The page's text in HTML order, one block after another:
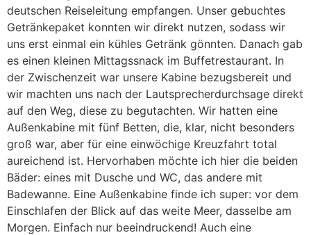
deutschen Reiseleitung empfangen. Unser gebuchtes
Getränkepaket konnten wir direkt nutzen, sodass wir
uns erst einmal ein kühles Getränk gönnten. Danach gab
es einen kleinen Mittagssnack im Buffetrestaurant. In
der Zwischenzeit war unsere Kabine bezugsbereit und
wir machten uns nach der Lautsprecherdurchsage direkt
auf den Weg, diese zu begutachten. Wir hatten eine
Außenkabine mit fünf Betten, die, klar, nicht besonders
groß war, aber für eine einwöchige Kreuzfahrt total
aureichend ist. Hervorhaben möchte ich hier die beiden
Bäder: eines mit Dusche und WC, das andere mit
Badewanne. Eine Außenkabine finde ich super: vor dem
Einschlafen der Blick auf das weite Meer, dasselbe am
Morgen. Einfach nur beeindruckend! Auch eine